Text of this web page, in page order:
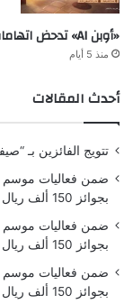
«أوبن AI» تدحض اتهامات «أبل» بسرقة أسرار تجارية
منذ 5 أيام
أحدث المقالات
تتويج الفائزين بـ
ضمن فعاليات موسم
بجوائز 150 ألف ريال
ضمن فعاليات موسم
بجوائز 150 ألف ريال
ضمن فعاليات موسم
بجوائز 150 ألف ريال